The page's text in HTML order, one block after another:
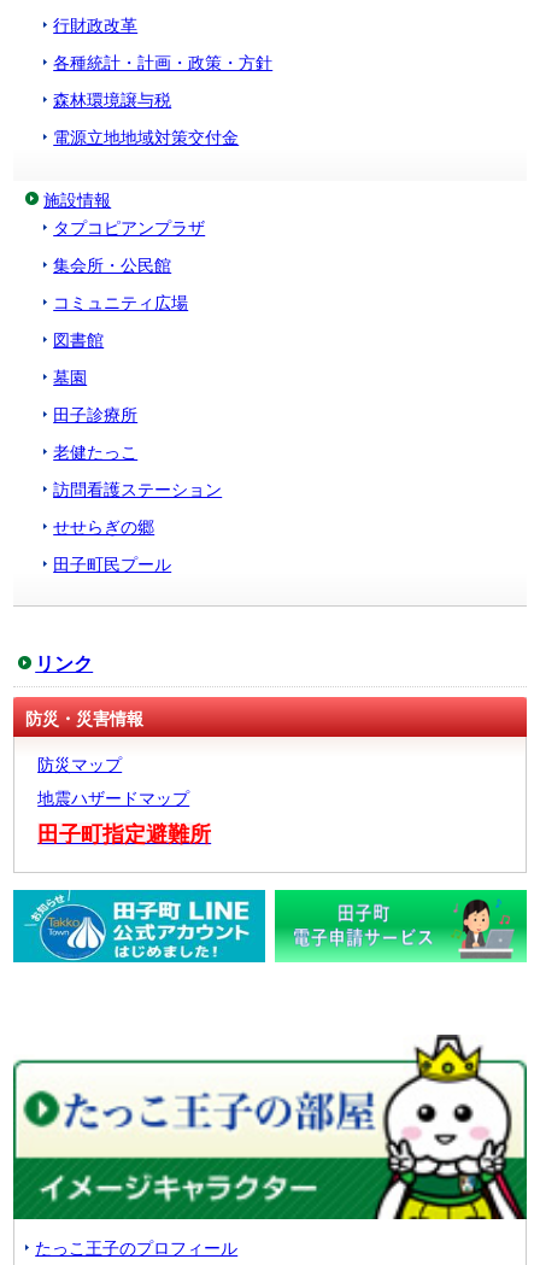
行財政改革
各種統計・計画・政策・方針
森林環境譲与税
電源立地地域対策交付金
施設情報
タプコピアンプラザ
集会所・公民館
コミュニティ広場
図書館
墓園
田子診療所
老健たっこ
訪問看護ステーション
せせらぎの郷
田子町民プール
リンク
防災・災害情報
防災マップ
地震ハザードマップ
田子町指定避難所
たっこ王子のプロフィール